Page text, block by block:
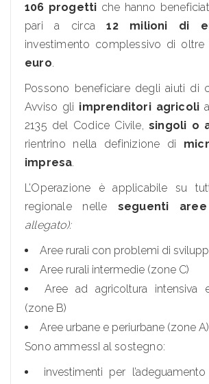
106 progetti che hanno
pari a circa12 milioni di
investimento complessivo di oltre
euro.
Possono beneficiare degli aiuti di
Avviso gli imprenditori agricoli
2135 del Codice Civile,singoli o
rientrino nella definizione di
impresa.
L’Operazione è applicabile su
regionale nelle seguenti
allegato):
Aree rurali con problemi di
Aree rurali intermedie (zone C)
Aree ad agricoltura intensiva
(zone B)
Aree urbane e periurbane (zone
Sono ammessI al sostegno:
investimenti per